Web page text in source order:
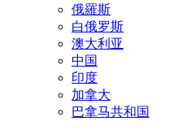
俄羅斯
白俄罗斯
澳大利亚
中国
印度
加拿大
巴拿马共和国